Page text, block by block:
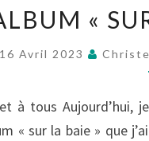
«
16 Avril 2023
à tous Aujourd’hui,
« sur la baie » que